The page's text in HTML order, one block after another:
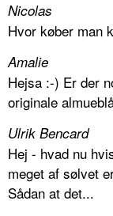
Nicolas
Hvor køber man
Amalie
Hejsa :-) Er der
originale
Ulrik Bencard
Hej - hvad nu
meget af sølvet
Sådan at det...